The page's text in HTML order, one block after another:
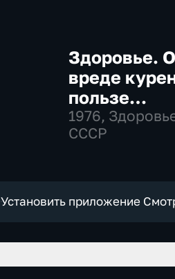
Здоровье. О
вреде
пользе
гимнастики
1976,
СССР
Установить приложение